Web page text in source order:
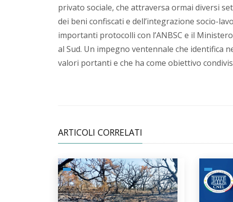
privato sociale, che attraversa ormai diversi
dei beni confiscati e dell’integrazione socio-
importanti protocolli con l’ANBSC e il
al Sud. Un impegno ventennale che identifica
valori portanti e che ha come obiettivo
ARTICOLI CORRELATI